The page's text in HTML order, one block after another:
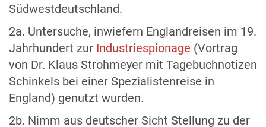
Südwestdeutschland.
2a. Untersuche, inwiefern Englandreisen im 19.
Jahrhundert zur Industriespionage (Vortrag
von Dr. Klaus Strohmeyer mit Tagebuchnotizen
Schinkels bei einer Spezialistenreise in
England) genutzt wurden.
2b. Nimm aus deutscher Sicht Stellung zu der